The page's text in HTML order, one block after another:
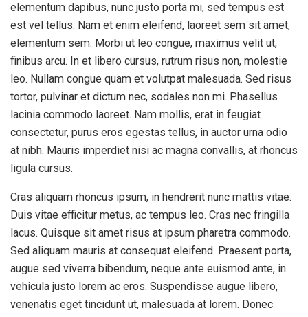
elementum dapibus, nunc justo porta mi, sed tempus est
est vel tellus. Nam et enim eleifend, laoreet sem sit amet,
elementum sem. Morbi ut leo congue, maximus velit ut,
finibus arcu. In et libero cursus, rutrum risus non, molestie
leo. Nullam congue quam et volutpat malesuada. Sed risus
tortor, pulvinar et dictum nec, sodales non mi. Phasellus
lacinia commodo laoreet. Nam mollis, erat in feugiat
consectetur, purus eros egestas tellus, in auctor urna odio
at nibh. Mauris imperdiet nisi ac magna convallis, at rhoncus
ligula cursus.
Cras aliquam rhoncus ipsum, in hendrerit nunc mattis vitae.
Duis vitae efficitur metus, ac tempus leo. Cras nec fringilla
lacus. Quisque sit amet risus at ipsum pharetra commodo.
Sed aliquam mauris at consequat eleifend. Praesent porta,
augue sed viverra bibendum, neque ante euismod ante, in
vehicula justo lorem ac eros. Suspendisse augue libero,
venenatis eget tincidunt ut, malesuada at lorem. Donec